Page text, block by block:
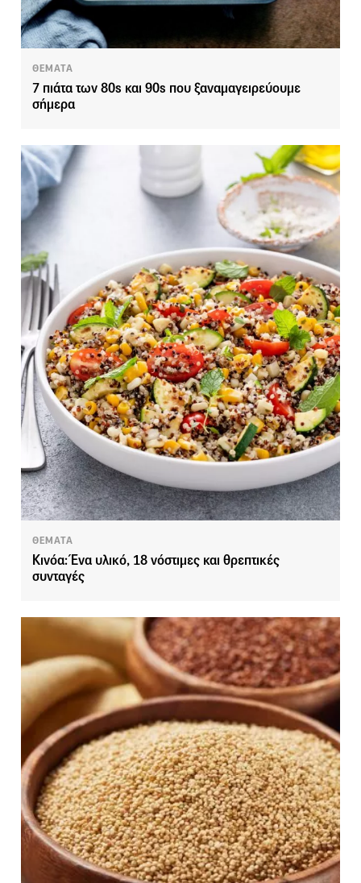
ΘΕΜΑΤΑ
7 πιάτα των 80s και 90s που ξαναμαγειρεύουμε
σήμερα
ΘΕΜΑΤΑ
Κινόα: Ένα υλικό, 18 νόστιμες και θρεπτικές
συνταγές